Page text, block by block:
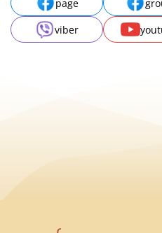
page
viber